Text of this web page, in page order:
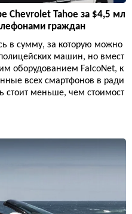
Chevrolet Tahoe за $4,5 мл
граждан
в сумму, за которую можно
машин, но вмест
оборудованием FalcoNet, к
всех смартфонов в ради
стоит меньше, чем стоимост